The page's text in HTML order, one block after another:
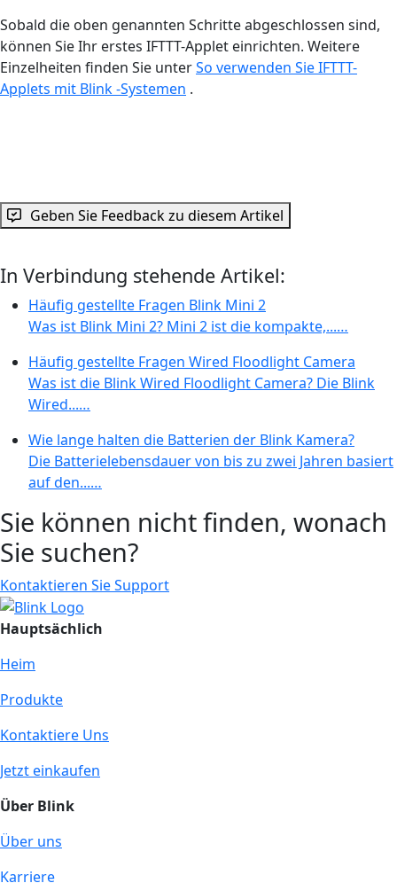
Sobald die oben genannten Schritte abgeschlossen sind,
können Sie Ihr erstes IFTTT-Applet einrichten. Weitere
Einzelheiten finden Sie unterSo verwenden Sie IFTTT-
Applets mit Blink -Systemen .
Geben Sie Feedback zu diesem Artikel
In Verbindung stehende Artikel:
Häufig gestellte Fragen Blink Mini 2
Was ist Blink Mini 2? Mini 2 ist die kompakte,...…
Häufig gestellte Fragen Wired Floodlight Camera
Was ist die Blink Wired Floodlight Camera? Die Blink
Wired...…
Wie lange halten die Batterien der Blink Kamera?
Die Batterielebensdauer von bis zu zwei Jahren basiert
auf den...…
Sie können nicht finden, wonach
Sie suchen?
Kontaktieren Sie Support
Hauptsächlich
Heim
Produkte
Kontaktiere Uns
Jetzt einkaufen
Über Blink
Über uns
Karriere